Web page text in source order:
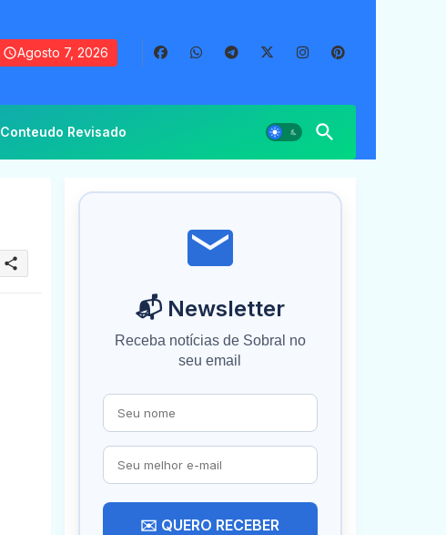
Agosto 7, 2026
Conteudo Revisado
share
📬 Newsletter
Receba notícias de Sobral no
seu email
✉️ QUERO RECEBER